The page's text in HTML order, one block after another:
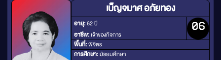
เบ็ญจมาศ อภัยทอง
อายุ:62 ปี
อาชีพ:เจ้าของกิจการ
06
พื้นที่:พิจิตร
การศึกษา:มัธยมศึกษา